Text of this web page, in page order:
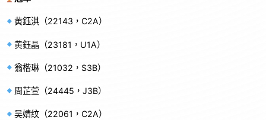
黄鈺淇（22143，C2A）
黄鈺晶（23181，U1A）
翁楷琳（21032，S3B）
周芷萱（24445，J3B）
吴婧纹（22061，C2A）